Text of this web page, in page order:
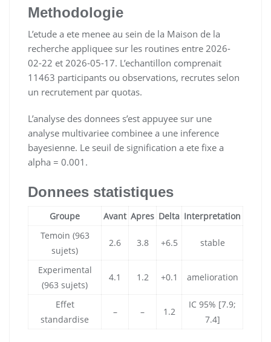
Methodologie
L’etude a ete menee au sein de la Maison de la
recherche appliquee sur les routines entre 2026-
02-22 et 2026-05-17. L’echantillon comprenait
11463 participants ou observations, recrutes selon
un recrutement par quotas.
L’analyse des donnees s’est appuyee sur une
analyse multivariee combinee a une inference
bayesienne. Le seuil de signification a ete fixe a
alpha = 0.001.
Donnees statistiques
Groupe Avant Apres Delta Interpretation
Temoin (963
sujets)
2.6 3.8 +6.5 stable
Experimental
(963 sujets)
4.1 1.2 +0.1 amelioration
Effet
standardise
– – 1.2
IC 95% [7.9;
7.4]